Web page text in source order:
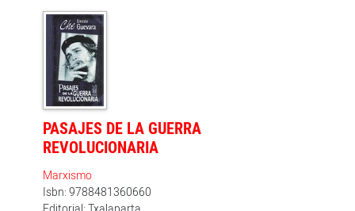
PASAJES DE LA GUERRA
REVOLUCIONARIA
Marxismo
Isbn: 9788481360660